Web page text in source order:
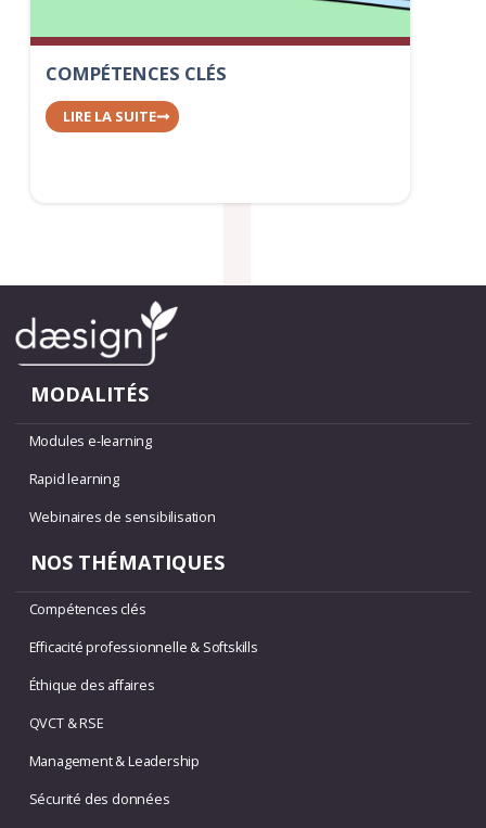
COMPÉTENCES CLÉS
LIRE LA SUITE
MODALITÉS
Modules e-learning
Rapid learning
Webinaires de sensibilisation
NOS THÉMATIQUES
Compétences clés
Efficacité professionnelle & Softskills
Éthique des affaires
QVCT & RSE
Management & Leadership
Sécurité des données